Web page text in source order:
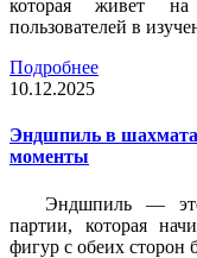
которая живет
пользователей в
Подробнее
10.12.2025
Эндшпиль в
моменты
Эндшпиль — это
партии, которая
фигур с обеих